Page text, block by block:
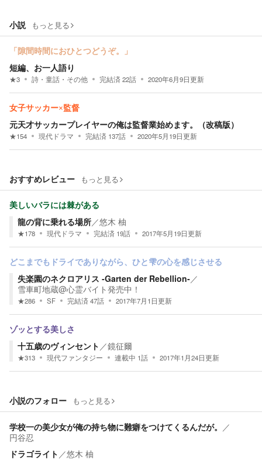
小説 もっと見る
「隙間時間におひとつどうぞ。」
短編、お一人語り
★3 詩・童話・その他 完結済22話 2020年6月9日更新
女子サッカー×監督
元天才サッカープレイヤーの俺は監督業始めます。（改稿版）
★154 現代ドラマ 完結済 137話 2020年5月19日更新
おすすめレビュー もっと見る
美しいバラには棘がある
龍の背に乗れる場所／悠木 柚
★178 現代ドラマ 完結済 19話 2017年5月19日更新
どこまでもドライでありながら、ひと雫の心を感じさせる
失楽園のネクロアリス ‐Garten der Rebellion‐／
雪車町地蔵@心霊バイト発売中！
★286 SF 完結済47話 2017年7月1日更新
ゾッとする美しさ
十五歳のヴィンセント ／鏡征爾
★313 現代ファンタジー 連載中 1話 2017年1月24日更新
小説のフォロー もっと見る
学校一の美少女が俺の持ち物に難癖をつけてくるんだが。 ／
円谷忍
ドラゴライト ／悠木 柚